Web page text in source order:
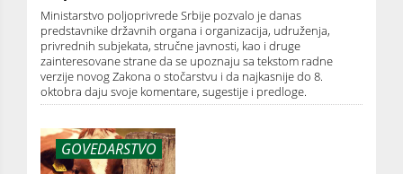
Ministarstvo poljoprivrede Srbije pozvalo je danas
predstavnike državnih organa i organizacija, udruženja,
privrednih subjekata, stručne javnosti, kao i druge
zainteresovane strane da se upoznaju sa tekstom radne
verzije novog Zakona o stočarstvu i da najkasnije do 8.
oktobra daju svoje komentare, sugestije i predloge.
GOVEDARSTVO